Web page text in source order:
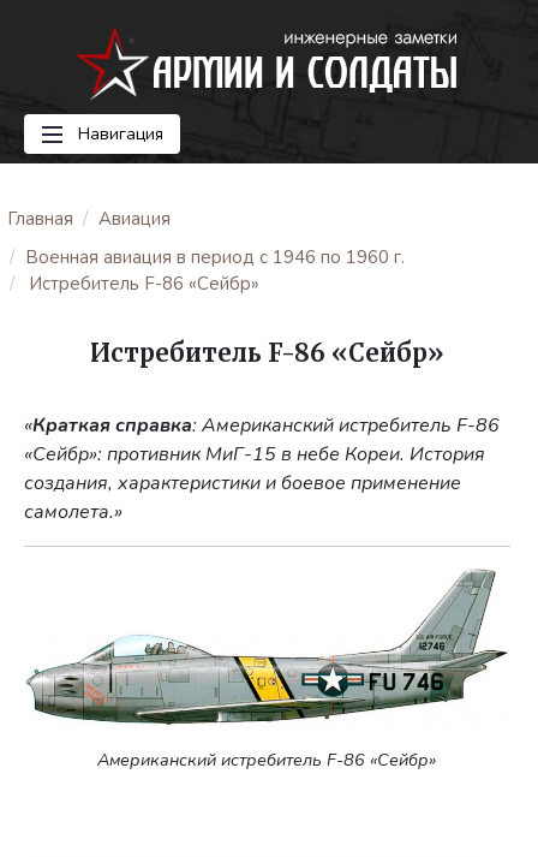
Навигация
Главная
Авиация
Военная авиация в период с 1946 по 1960 г.
Истребитель F-86 «Сейбр»
Истребитель F-86 «Сейбр»
«Краткая справка: Американский истребитель F-86
«Сейбр»: противник МиГ-15 в небе Кореи. История
создания, характеристики и боевое применение
самолета.»
Американский истребитель F-86 «Сейбр»